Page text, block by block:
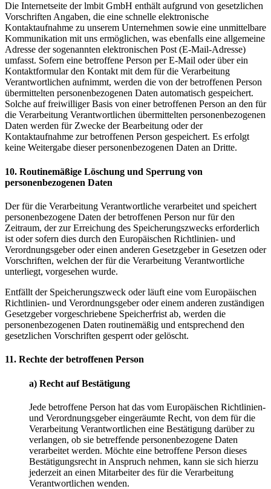
Die Internetseite der lmbit GmbH enthält aufgrund von gesetzlichen
Vorschriften Angaben, die eine schnelle elektronische
Kontaktaufnahme zu unserem Unternehmen sowie eine unmittelbare
Kommunikation mit uns ermöglichen, was ebenfalls eine allgemeine
Adresse der sogenannten elektronischen Post (E-Mail-Adresse)
umfasst. Sofern eine betroffene Person per E-Mail oder über ein
Kontaktformular den Kontakt mit dem für die Verarbeitung
Verantwortlichen aufnimmt, werden die von der betroffenen Person
übermittelten personenbezogenen Daten automatisch gespeichert.
Solche auf freiwilliger Basis von einer betroffenen Person an den für
die Verarbeitung Verantwortlichen übermittelten personenbezogenen
Daten werden für Zwecke der Bearbeitung oder der
Kontaktaufnahme zur betroffenen Person gespeichert. Es erfolgt
keine Weitergabe dieser personenbezogenen Daten an Dritte.
10. Routinemäßige Löschung und Sperrung von
personenbezogenen Daten
Der für die Verarbeitung Verantwortliche verarbeitet und speichert
personenbezogene Daten der betroffenen Person nur für den
Zeitraum, der zur Erreichung des Speicherungszwecks erforderlich
ist oder sofern dies durch den Europäischen Richtlinien- und
Verordnungsgeber oder einen anderen Gesetzgeber in Gesetzen oder
Vorschriften, welchen der für die Verarbeitung Verantwortliche
unterliegt, vorgesehen wurde.
Entfällt der Speicherungszweck oder läuft eine vom Europäischen
Richtlinien- und Verordnungsgeber oder einem anderen zuständigen
Gesetzgeber vorgeschriebene Speicherfrist ab, werden die
personenbezogenen Daten routinemäßig und entsprechend den
gesetzlichen Vorschriften gesperrt oder gelöscht.
11. Rechte der betroffenen Person
a) Recht auf Bestätigung
Jede betroffene Person hat das vom Europäischen Richtlinien-
und Verordnungsgeber eingeräumte Recht, von dem für die
Verarbeitung Verantwortlichen eine Bestätigung darüber zu
verlangen, ob sie betreffende personenbezogene Daten
verarbeitet werden. Möchte eine betroffene Person dieses
Bestätigungsrecht in Anspruch nehmen, kann sie sich hierzu
jederzeit an einen Mitarbeiter des für die Verarbeitung
Verantwortlichen wenden.